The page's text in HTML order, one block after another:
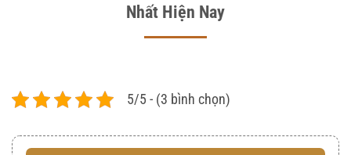
Nhất Hiện Nay
5/5 - (3 bình chọn)